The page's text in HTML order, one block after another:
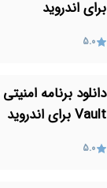
برای اندروید
5.0
Vault برای اندروید
5.0